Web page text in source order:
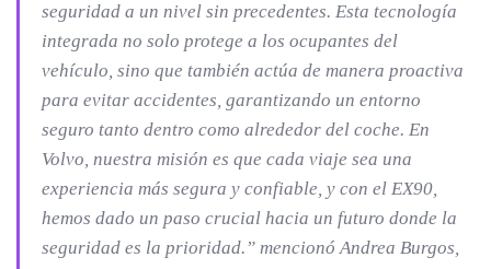
seguridad a un nivel sin precedentes. Esta tecnología
integrada no solo protege a los ocupantes del
vehículo, sino que también actúa de manera proactiva
para evitar accidentes, garantizando un entorno
seguro tanto dentro como alrededor del coche. En
Volvo, nuestra misión es que cada viaje sea una
experiencia más segura y confiable, y con el EX90,
hemos dado un paso crucial hacia un futuro donde la
seguridad es la prioridad.” mencionó Andrea Burgos,